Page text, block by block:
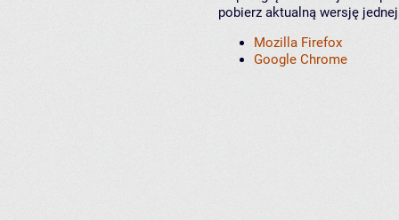
pobierz aktualną wersję
Mozilla Firefox
Google Chrome